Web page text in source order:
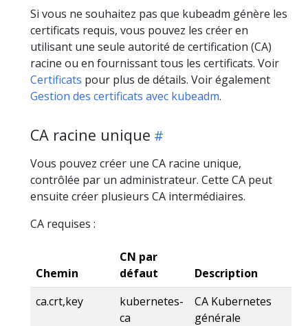
Si vous ne souhaitez pas que kubeadm génère les
certificats requis, vous pouvez les créer en
utilisant une seule autorité de certification (CA)
racine ou en fournissant tous les certificats. Voir
Certificats pour plus de détails. Voir également
Gestion des certificats avec kubeadm.
CA racine unique
Vous pouvez créer une CA racine unique,
contrôlée par un administrateur. Cette CA peut
ensuite créer plusieurs CA intermédiaires.
CA requises :
Chemin
CN par
défaut
Description
ca.crt,key
kubernetes-
ca
CA Kubernetes
générale